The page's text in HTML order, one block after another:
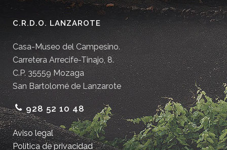
C.R.D.O. LANZAROTE
Casa-Museo del Campesino.
Carretera Arrecife-Tinajo, 8.
C.P. 35559 Mozaga
San Bartolomé de Lanzarote
928 52 10 48
Aviso legal
Política de privacidad